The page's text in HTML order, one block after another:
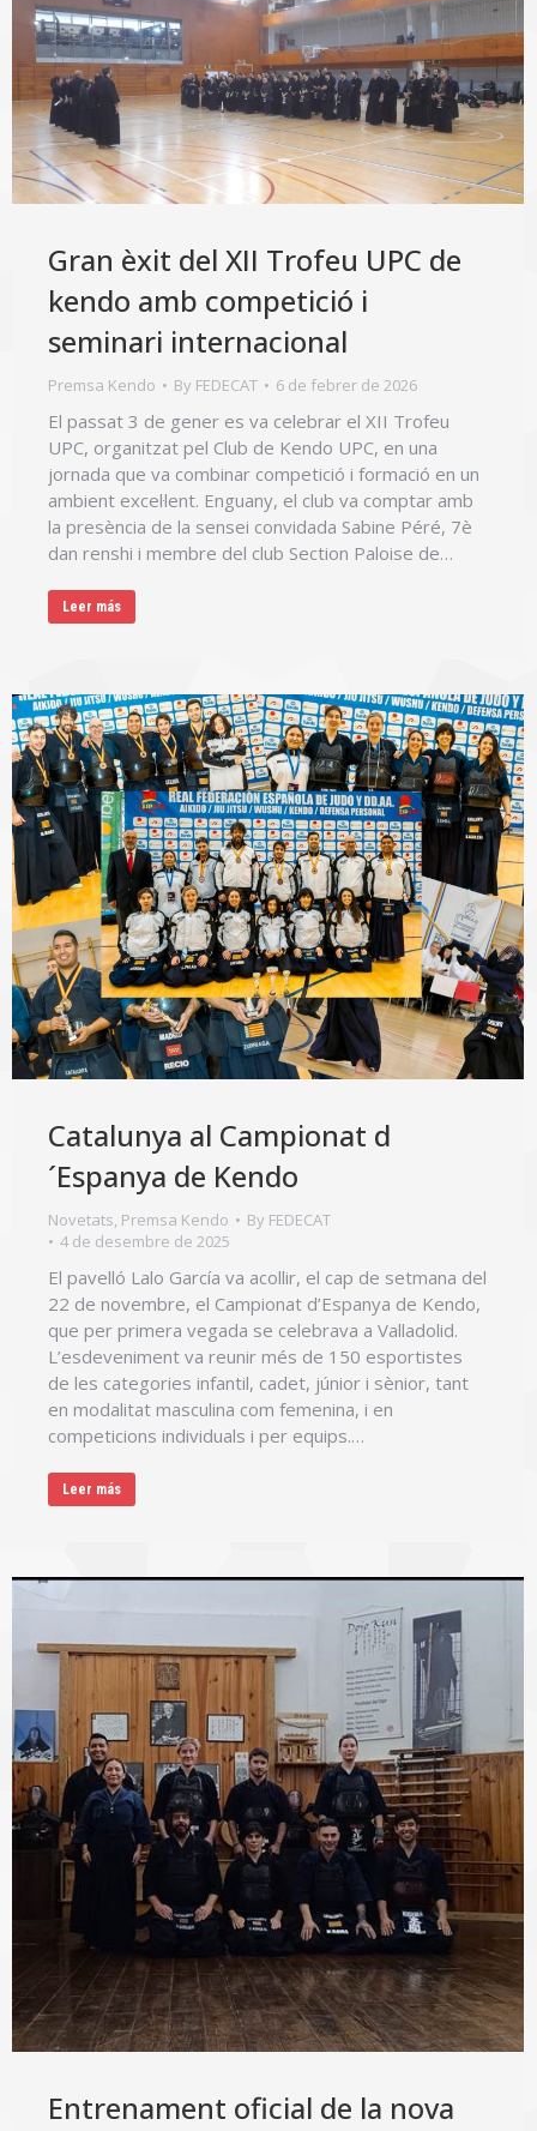
Gran èxit del XII Trofeu UPC de
kendo amb competició i
seminari internacional
Premsa Kendo By FEDECAT 6 de febrer de 2026
El passat 3 de gener es va celebrar el XII Trofeu
UPC, organitzat pel Club de Kendo UPC, en una
jornada que va combinar competició i formació en un
ambient excel·lent. Enguany, el club va comptar amb
la presència de la sensei convidada Sabine Péré, 7è
dan renshi i membre del club Section Paloise de…
Leer más
Catalunya al Campionat d
´Espanya de Kendo
Novetats, Premsa Kendo By FEDECAT
4 de desembre de 2025
El pavelló Lalo García va acollir, el cap de setmana del
22 de novembre, el Campionat d’Espanya de Kendo,
que per primera vegada se celebrava a Valladolid.
L’esdeveniment va reunir més de 150 esportistes
de les categories infantil, cadet, júnior i sènior, tant
en modalitat masculina com femenina, i en
competicions individuals i per equips.…
Leer más
Entrenament oficial de la nova